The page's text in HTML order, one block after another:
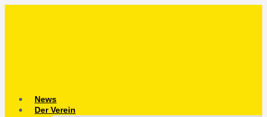
News
Der Verein